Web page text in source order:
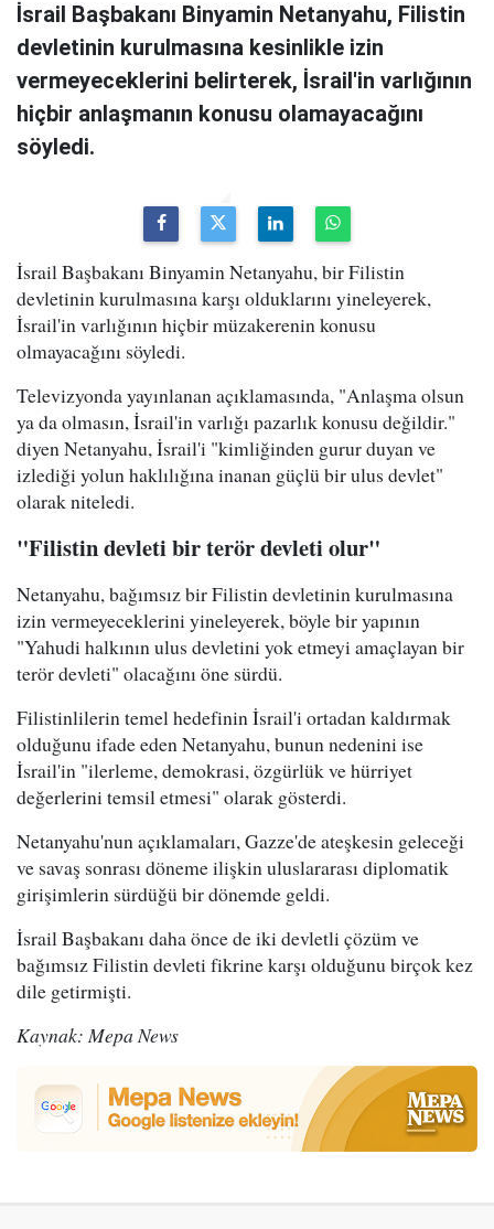
İsrail Başbakanı Binyamin Netanyahu, Filistin
devletinin kurulmasına kesinlikle izin
vermeyeceklerini belirterek, İsrail'in varlığının
hiçbir anlaşmanın konusu olamayacağını
söyledi.
İsrail Başbakanı Binyamin Netanyahu, bir Filistin
devletinin kurulmasına karşı olduklarını yineleyerek,
İsrail'in varlığının hiçbir müzakerenin konusu
olmayacağını söyledi.
Televizyonda yayınlanan açıklamasında, "Anlaşma olsun
ya da olmasın, İsrail'in varlığı pazarlık konusu değildir."
diyen Netanyahu, İsrail'i "kimliğinden gurur duyan ve
izlediği yolun haklılığına inanan güçlü bir ulus devlet"
olarak niteledi.
"Filistin devleti bir terör devleti olur"
Netanyahu, bağımsız bir Filistin devletinin kurulmasına
izin vermeyeceklerini yineleyerek, böyle bir yapının
"Yahudi halkının ulus devletini yok etmeyi amaçlayan bir
terör devleti" olacağını öne sürdü.
Filistinlilerin temel hedefinin İsrail'i ortadan kaldırmak
olduğunu ifade eden Netanyahu, bunun nedenini ise
İsrail'in "ilerleme, demokrasi, özgürlük ve hürriyet
değerlerini temsil etmesi" olarak gösterdi.
Netanyahu'nun açıklamaları, Gazze'de ateşkesin geleceği
ve savaş sonrası döneme ilişkin uluslararası diplomatik
girişimlerin sürdüğü bir dönemde geldi.
İsrail Başbakanı daha önce de iki devletli çözüm ve
bağımsız Filistin devleti fikrine karşı olduğunu birçok kez
dile getirmişti.
Kaynak: Mepa News